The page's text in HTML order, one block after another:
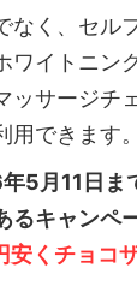
なく、セル
ワイトニン
ッサージチ
できます。
5月11日ま
キャンペ
くチョコ